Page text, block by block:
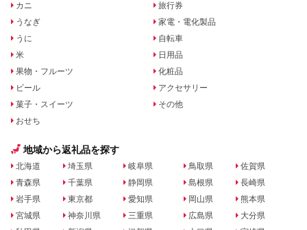
カニ
うなぎ
うに
米
果物・フルーツ
ビール
菓子・スイーツ
おせち
旅行券
家電・電化製品
自転車
日用品
化粧品
アクセサリー
その他
地域から返礼品を探す
北海道
青森県
岩手県
宮城県
埼玉県
千葉県
東京都
神奈川県
岐阜県
静岡県
愛知県
三重県
鳥取県
島根県
岡山県
広島県
佐賀県
長崎県
熊本県
大分県